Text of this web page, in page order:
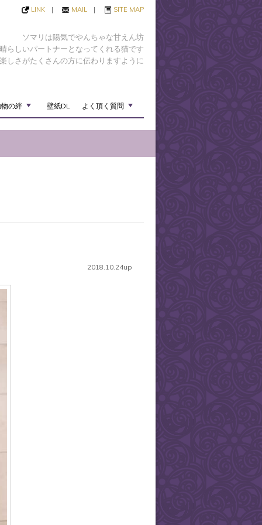
ソマリは陽気でやんちゃな甘えん坊
らしいパートナーとなってくれる猫です
しさがたくさんの方に伝わりますように
の絆 壁紙DL よく頂く質問
2018.10.24up
LINK | MAIL | SITE MAP